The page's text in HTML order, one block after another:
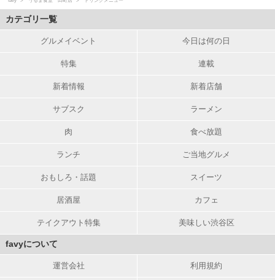
カテゴリ一覧
グルメイベント 今日は何の日
特集 連載
新着情報 新着店舗
サブスク ラーメン
肉 食べ放題
ランチ ご当地グルメ
おもしろ・話題 スイーツ
居酒屋 カフェ
テイクアウト特集 美味しい渋谷区
favyについて
運営会社 利用規約